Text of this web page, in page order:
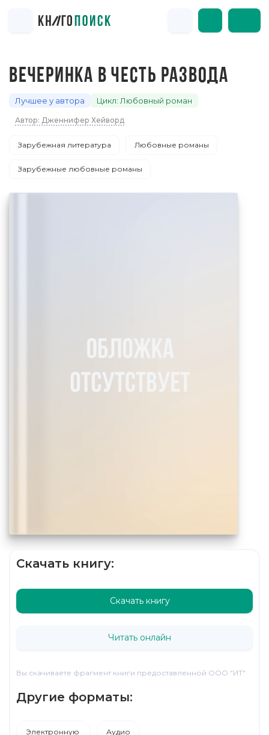
ВЕЧЕРИНКА В ЧЕСТЬ РАЗВОДА
Лучшее у автора Цикл: Любовный роман
Автор: Дженнифер Хейворд
Зарубежная литература Любовные романы
Зарубежные любовные романы
Скачать книгу:
Скачать книгу
Читать онлайн
Вы скачиваете фрагмент книги предоставленной ООО "ИТ"
Другие форматы:
Электронную Аудио